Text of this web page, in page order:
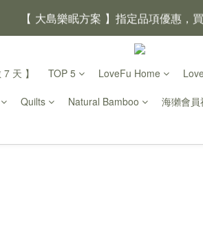
【 大島樂眠方案 】指定品項優惠，
【新家入厝禮】新家起點，送
天 】 TOP 5 LoveFu Home
Quilts Natural Bamboo 海獺會員